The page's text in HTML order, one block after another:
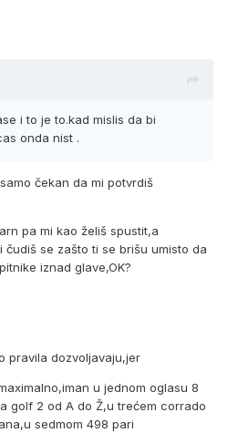
i to je to.kad mislis da bi
onda nist .
čekan da mi potvrdiš
pa mi kao želiš spustit,a
se zašto ti se brišu umisto da
iznad glave,OK?
pravila dozvoljavaju,jer
u jednom oglasu 8
golf 2 od A do Ž,u trećem corrado
sedmom 498 pari